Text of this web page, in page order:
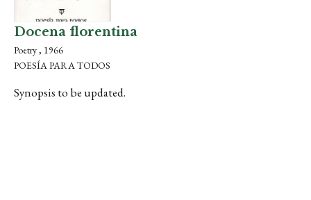
Docena florentina
Poetry , 1966
POESÍA PARA TODOS
Synopsis to be updated.